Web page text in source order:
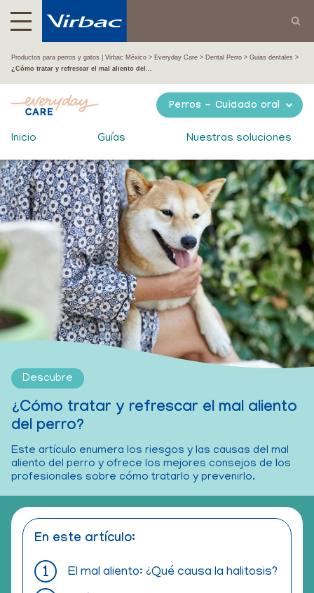
Productos para perros y gatos | Virbac México Everyday Care Dental Perro
Guias dentales
¿Cómo tratar y refrescar el mal aliento del...
Perros - Cuidado oral
Inicio Guías Nuestras soluciones
Descubre
¿Cómo tratar y refrescar el mal aliento
del perro?
Este artículo enumera los riesgos y las causas del mal
aliento del perro y ofrece los mejores consejos de los
profesionales sobre cómo tratarlo y prevenirlo.
En este artículo:
El mal aliento: ¿Qué causa la halitosis?